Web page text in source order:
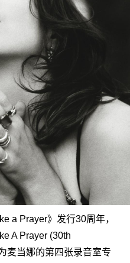
a Prayer》发行30周年，
A Prayer (30th
麦当娜的第四张录音室专